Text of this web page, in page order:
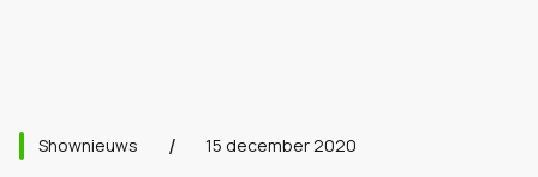
Shownieuws 15 december 2020